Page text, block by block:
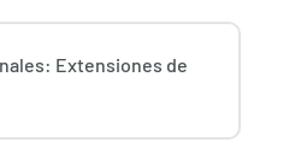
Extensiones de